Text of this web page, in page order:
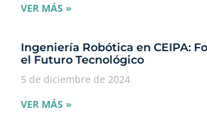
VER MÁS »
Ingeniería Robótica en CEIPA:
el Futuro Tecnológico
5 de diciembre de 2024
VER MÁS »